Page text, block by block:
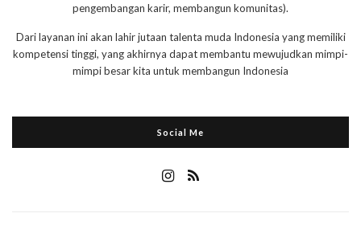
pengembangan karir, membangun komunitas).
Dari layanan ini akan lahir jutaan talenta muda Indonesia yang memiliki
kompetensi tinggi, yang akhirnya dapat membantu mewujudkan mimpi-
mimpi besar kita untuk membangun Indonesia
Social Me